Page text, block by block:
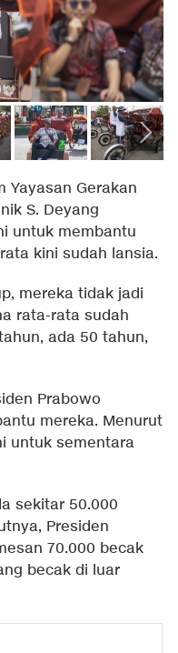
Yayasan Gerakan
S. Deyang
untuk membantu
kini sudah lansia.
mereka tidak jadi
rata-rata sudah
ada 50 tahun,
Prabowo
mereka. Menurut
untuk sementara
sekitar 50.000
Presiden
70.000 becak
becak di luar